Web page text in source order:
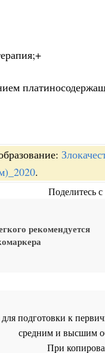
.
Поделитесь
рекомендуется
подготовки к
средним и высшим
При